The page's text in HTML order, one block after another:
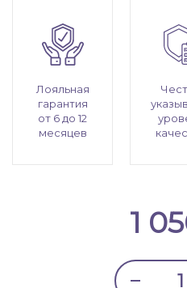
Лояльная
гарантия
от 6 до 12
месяцев
1